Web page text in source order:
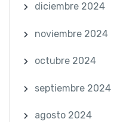
diciembre 2024
noviembre 2024
octubre 2024
septiembre 2024
agosto 2024